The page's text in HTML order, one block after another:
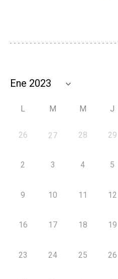
L M M J
26 27 28 29
2 3 4 5
9 10 11 12
16 17 18 19
23 24 25 26